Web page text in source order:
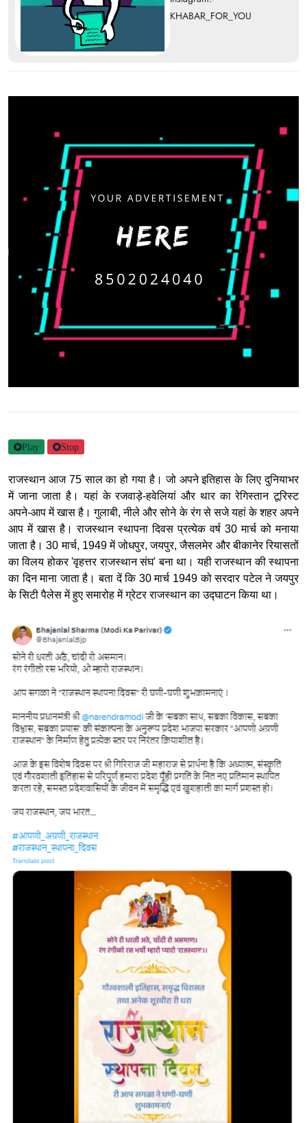
KHABAR_FOR_YOU
Play Stop
राजस्थान आज 75 साल का हो गया है। जो अपने इतिहास के लिए दुनियाभर
में जाना जाता है। यहां के रजवाड़े-हवेलियां और थार का रेगिस्तान टूरिस्ट
अपने-आप में खास है। गुलाबी, नीले और सोने के रंग से सजे यहां के शहर अपने
आप में खास है। राजस्थान स्थापना दिवस प्रत्येक वर्ष 30 मार्च को मनाया
जाता है। 30 मार्च, 1949 में जोधपुर, जयपुर, जैसलमेर और बीकानेर रियासतों
का विलय होकर 'वृहत्तर राजस्थान संघ' बना था। यही राजस्थान की स्थापना
का दिन माना जाता है। बता दें कि 30 मार्च 1949 को सरदार पटेल ने जयपुर
के सिटी पैलेस में हुए समारोह में ग्रेटर राजस्थान का उद्घाटन किया था।